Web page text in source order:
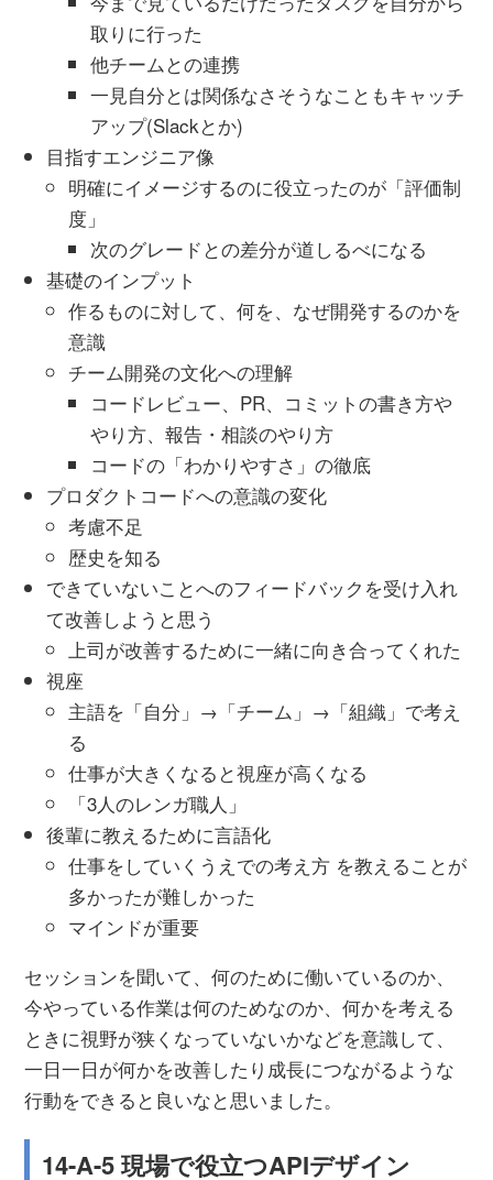
取りに行った
他チームとの連携
一見自分とは関係なさそうなこともキャッチ
アップ(Slackとか)
目指すエンジニア像
明確にイメージするのに役立ったのが「評価制
度」
次のグレードとの差分が道しるべになる
基礎のインプット
作るものに対して、何を、なぜ開発するのかを
意識
チーム開発の文化への理解
コードレビュー、PR、コミットの書き方や
やり方、報告・相談のやり方
コードの「わかりやすさ」の徹底
プロダクトコードへの意識の変化
考慮不足
歴史を知る
できていないことへのフィードバックを受け入れ
て改善しようと思う
上司が改善するために一緒に向き合ってくれた
視座
主語を「自分」→「チーム」→「組織」で考え
る
仕事が大きくなると視座が高くなる
「3人のレンガ職人」
後輩に教えるために言語化
仕事をしていくうえでの考え方 を教えることが
多かったが難しかった
マインドが重要
セッションを聞いて、何のために働いているのか、
今やっている作業は何のためなのか、何かを考える
ときに視野が狭くなっていないかなどを意識して、
一日一日が何かを改善したり成長につながるような
行動をできると良いなと思いました。
14-A-5 現場で役立つAPIデザイン